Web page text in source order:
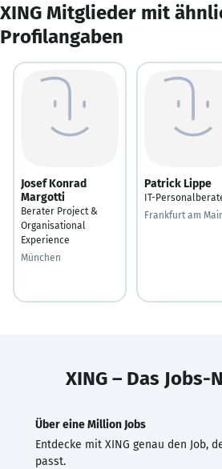
XING Mitglieder mit
Profilangaben
Josef Konrad
Margotti
Berater Project &
Organisational
Experience
München
Patrick Lippe
IT-
Frankfurt am
XING – Das Jobs-
Über eine Million Jobs
Entdecke mit XING genau den Job,
passt.